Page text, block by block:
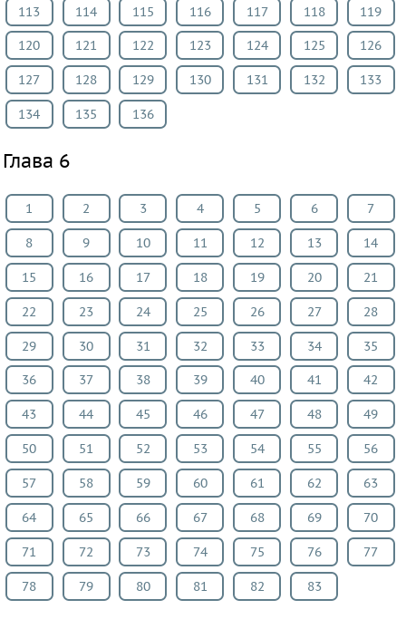
113 114 115 116 117 118 119
120 121 122 123 124 125 126
127 128 129 130 131 132 133
134 135 136
Глава 6
1 2 3 4 5 6 7
8 9 10 11 12 13 14
15 16 17 18 19 20 21
22 23 24 25 26 27 28
29 30 31 32 33 34 35
36 37 38 39 40 41 42
43 44 45 46 47 48 49
50 51 52 53 54 55 56
57 58 59 60 61 62 63
64 65 66 67 68 69 70
71 72 73 74 75 76 77
78 79 80 81 82 83